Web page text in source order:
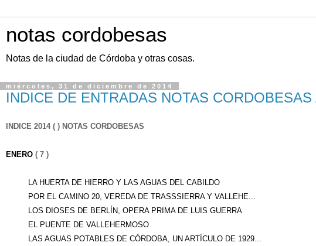
notas cordobesas
Notas de la ciudad de Córdoba y otras cosas.
miércoles, 31 de diciembre de 2014
INDICE DE ENTRADAS NOTAS CORDOBESAS
INDICE 2014 ( ) NOTAS CORDOBESAS
ENERO ( 7 )
LA HUERTA DE HIERRO Y LAS AGUAS DEL CABILDO
POR EL CAMINO 20, VEREDA DE TRASSSIERRA Y VALLEHE...
LOS DIOSES DE BERLÍN, OPERA PRIMA DE LUIS GUERRA
EL PUENTE DE VALLEHERMOSO
LAS AGUAS POTABLES DE CÓRDOBA, UN ARTÍCULO DE 1929...